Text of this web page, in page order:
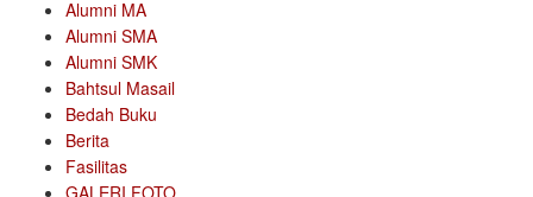
Alumni MA
Alumni SMA
Alumni SMK
Bahtsul Masail
Bedah Buku
Berita
Fasilitas